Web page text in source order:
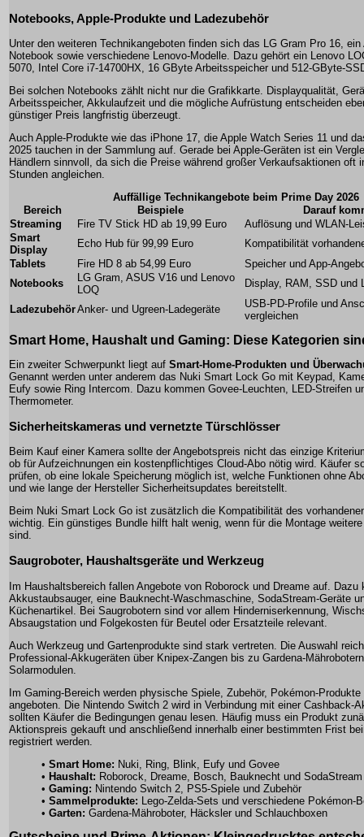
Notebooks, Apple-Produkte und Ladezubehör
Unter den weiteren Technikangeboten finden sich das LG Gram Pro 16,
Notebook sowie verschiedene Lenovo-Modelle. Dazu gehört ein Lenovo
5070, Intel Core i7-14700HX, 16 GByte Arbeitsspeicher und 512-GByte-
Bei solchen Notebooks zählt nicht nur die Grafikkarte. Displayqualität,
Arbeitsspeicher, Akkulaufzeit und die mögliche Aufrüstung entscheiden
günstiger Preis langfristig überzeugt.
Auch Apple-Produkte wie das iPhone 17, die Apple Watch Series 11 und
2025 tauchen in der Sammlung auf. Gerade bei Apple-Geräten ist ein
Händlern sinnvoll, da sich die Preise während großer Verkaufsaktionen oft
Stunden angleichen.
Auffällige Technikangebote beim Prime Day 2026
Bereich
Beispiele
Darauf
Streaming
Fire TV Stick HD ab 19,99 Euro
Auflösung und WLAN-
Smart
Display
Echo Hub für 99,99 Euro
Kompatibilität
Tablets
Fire HD 8 ab 54,99 Euro
Speicher und App-
Notebooks
LG Gram, ASUS V16 und Lenovo
LOQ
Display, RAM, SSD und
LadezubehörAnker- und Ugreen-Ladegeräte
USB-PD-Profile und
vergleichen
Smart Home, Haushalt und Gaming: Diese Kategorien
Ein zweiter Schwerpunkt liegt auf Smart-Home-Produkten und
Genannt werden unter anderem das Nuki Smart Lock Go mit Keypad,
Eufy sowie Ring Intercom. Dazu kommen Govee-Leuchten, LED-Streifen
Thermometer.
Sicherheitskameras und vernetzte Türschlösser
Beim Kauf einer Kamera sollte der Angebotspreis nicht das einzige
ob für Aufzeichnungen ein kostenpflichtiges Cloud-Abo nötig wird. Käufer
prüfen, ob eine lokale Speicherung möglich ist, welche Funktionen ohne
und wie lange der Hersteller Sicherheitsupdates bereitstellt.
Beim Nuki Smart Lock Go ist zusätzlich die Kompatibilität des
wichtig. Ein günstiges Bundle hilft halt wenig, wenn für die Montage
sind.
Saugroboter, Haushaltsgeräte und Werkzeug
Im Haushaltsbereich fallen Angebote von Roborock und Dreame auf. Dazu
Akkustaubsauger, eine Bauknecht-Waschmaschine, SodaStream-Geräte
Küchenartikel. Bei Saugrobotern sind vor allem Hinderniserkennung,
Absaugstation und Folgekosten für Beutel oder Ersatzteile relevant.
Auch Werkzeug und Gartenprodukte sind stark vertreten. Die Auswahl
Professional-Akkugeräten über Knipex-Zangen bis zu Gardena-
Solarmodulen.
Im Gaming-Bereich werden physische Spiele, Zubehör, Pokémon-
angeboten. Die Nintendo Switch 2 wird in Verbindung mit einer Cashback-
sollten Käufer die Bedingungen genau lesen. Häufig muss ein Produkt
Aktionspreis gekauft und anschließend innerhalb einer bestimmten Frist
registriert werden.
• Smart Home: Nuki, Ring, Blink, Eufy und Govee
• Haushalt: Roborock, Dreame, Bosch, Bauknecht und SodaStream
• Gaming: Nintendo Switch 2, PS5-Spiele und Zubehör
• Sammelprodukte: Lego-Zelda-Sets und verschiedene Pokémon-
• Garten: Gardena-Mähroboter, Häcksler und Schlauchboxen